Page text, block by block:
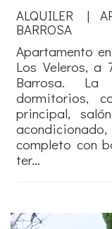
ALQUILER |
BARROSA
Apartamento
Los Veleros,
Barrosa.
dormitorios,
principal,
completo con
ter...